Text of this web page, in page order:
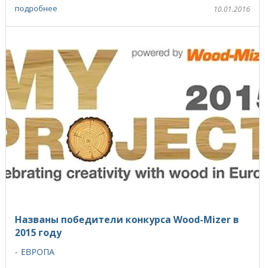
подробнее 10.01.2016
Названы победители конкурса Wood-Mizer в
2015 году
ЕВРОПА